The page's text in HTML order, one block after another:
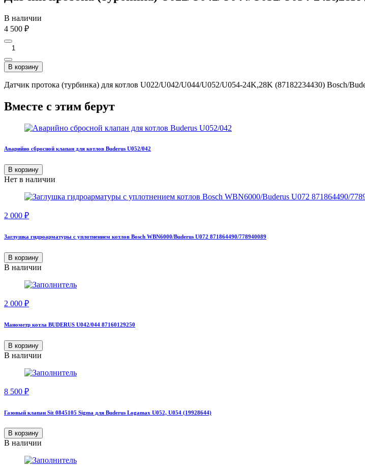
В наличии
4 500 ₽
В корзину
Датчик протока (турбинка) для котлов U022/U042/U044/U052/U054-24K,28K (87182234430) Bosch/
Вместе с этим берут
Аварийно сбросной клапан для котлов Buderus U052/042
В корзину
Нет в наличии
2 000 ₽
Заглушка гидроарматуры с уплотнением котлов Bosch WBN6000/Buderus U072 871864490/778940089
В корзину
В наличии
2 000 ₽
Манометр котла BUDERUS U042/044 87160129250
В корзину
В наличии
8 500 ₽
Газовый клапан Sit 0845105 Sigma для Buderus Logamax U052, U054 (19928644)
В корзину
В наличии